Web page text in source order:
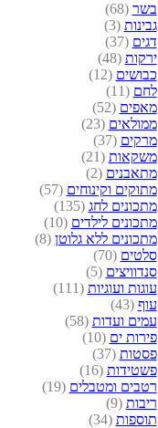
בשר (68)
גבינות (3)
דגים (37)
ירקות (48)
כבושים (12)
לחם (11)
מאפים (52)
ממולאים (23)
מרקים (37)
משקאות (21)
מתאבנים (2)
מתוקים וקינוחים (57)
מתכונים לחג (135)
מתכונים לילדים (10)
מתכונים ללא גלוטן (8)
סלטים (70)
סנדוויצים (5)
עוגות ועוגיות (111)
עוף (43)
עמים ועדות (58)
פירות ים (10)
פסטות (37)
פשטידות (16)
רטבים ומטבלים (19)
ריבות (9)
תוספות (34)